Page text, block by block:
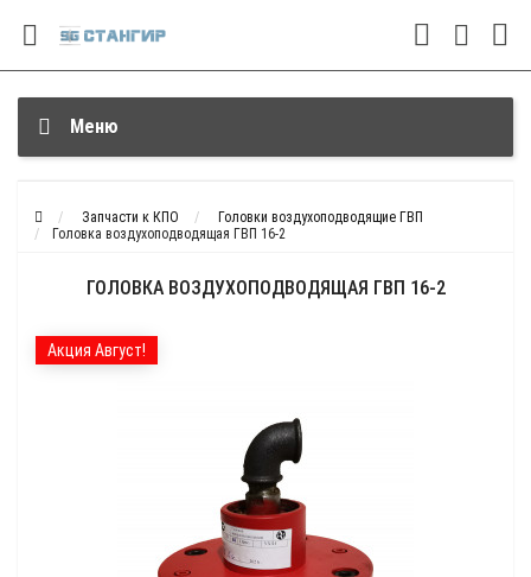
Меню
Запчасти к КПО
Головки воздухоподводящие ГВП
Головка воздухоподводящая ГВП 16-2
ГОЛОВКА ВОЗДУХОПОДВОДЯЩАЯ ГВП 16-2
Акция Август!